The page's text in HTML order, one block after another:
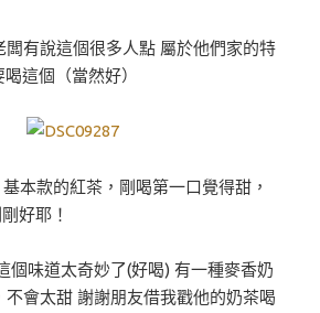
闆有說這個很多人點 屬於他們家的特
這個（當然好）
基本款的紅茶，剛喝第一口覺得甜，
好耶！
個味道太奇妙了(好喝) 有一種麥香奶
不會太甜 謝謝朋友借我戳他的奶茶喝